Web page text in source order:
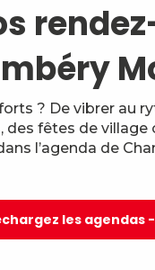
? De vibrer au
des fêtes de
l’agenda de
les agendas